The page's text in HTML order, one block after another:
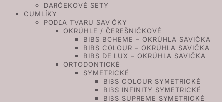
DARČEKOVÉ SETY
CUMLÍKY
PODĽA TVARU SAVIČKY
OKRÚHLE / ČEREŠNIČKOVÉ
BIBS BOHEME – OKRÚHLA SAVIČKA
BIBS COLOUR – OKRÚHLA SAVIČKA
BIBS DE LUX – OKRÚHLA SAVIČKA
ORTODONTICKÉ
SYMETRICKÉ
BIBS COLOUR SYMETRICKÉ
BIBS INFINITY SYMETRICKÉ
BIBS SUPREME SYMETRICKÉ